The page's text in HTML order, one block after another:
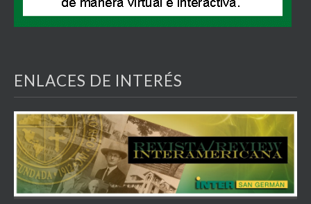
ENLACES DE INTERÉS